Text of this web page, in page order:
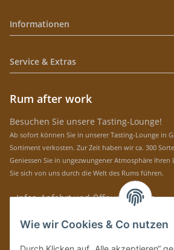
Informationen
Service & Extras
Rum after work
Besuchen Sie unsere Tasting-Lounge!
Ab sofort können Sie in unserer Tasting-Lounge in
Sortiment verkosten. Zur Zeit haben wir ca. 300
Geniessen Sie in ungezwungener Atmosphäre Ihren
Sie sich von uns durch die Welt des Rums führen.
» Infos, Anfahrt und Öffnungszeiten
Immer auf dem Laufenden mit unseren
Wie wir Cookies & Co nutzen